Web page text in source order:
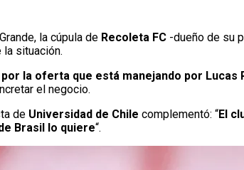
la cúpula de Recoleta FC -dueño de su
situación.
la oferta que está manejando por
el negocio.
de Universidad de Chile complementó: “El
Brasil lo quiere“.